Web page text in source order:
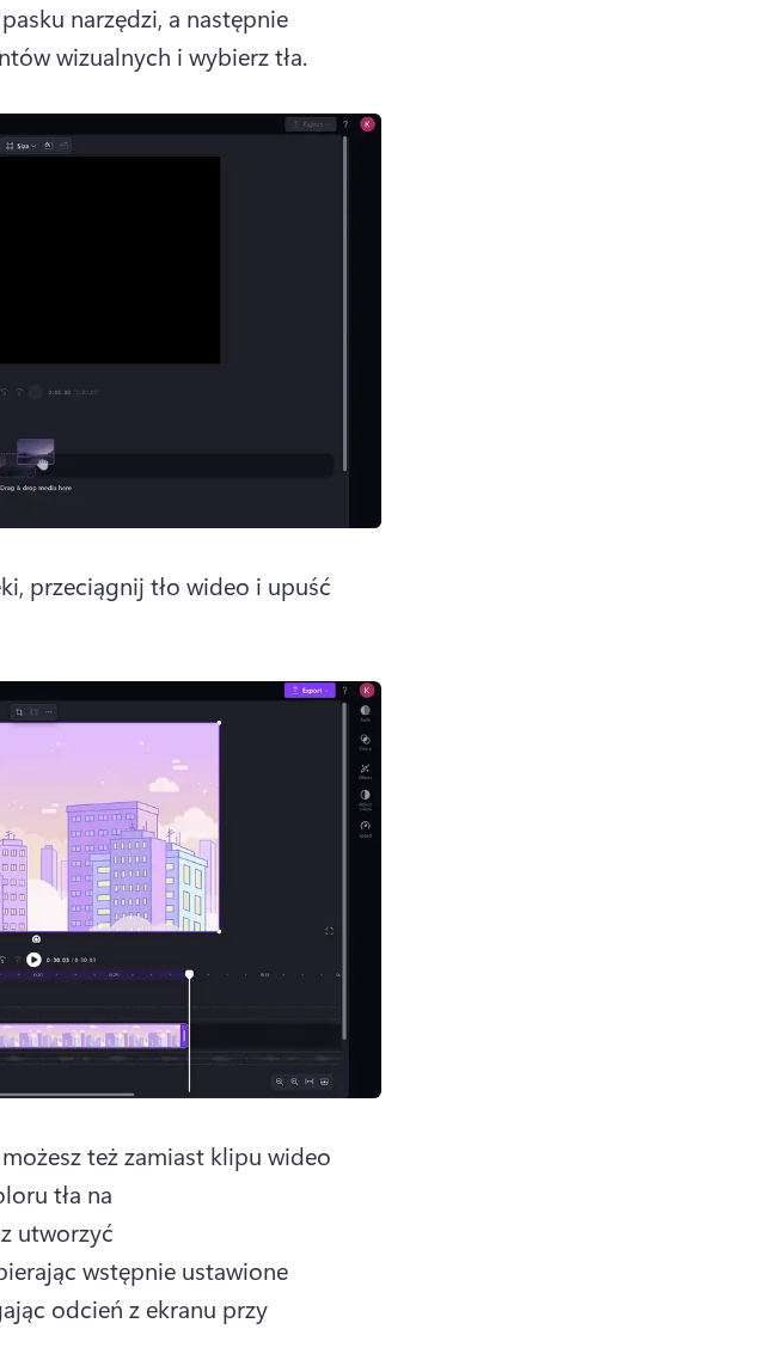
narzędzi, a następnie
wizualnych i wybierz tła.
przeciągnij tło wideo i upuść
też zamiast klipu wideo
tła na
utworzyć
wstępnie ustawione
odcień z ekranu przy